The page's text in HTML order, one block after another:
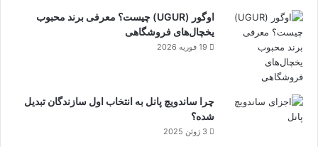
اوگور (UGUR) چیست؟ معرفی برند محبوب
یخچال‌های فروشگاهی
19 فوریه 2026
چرا ساندویچ پانل به انتخاب اول سازندگان تبدیل
شده؟
3 ژوئن 2025